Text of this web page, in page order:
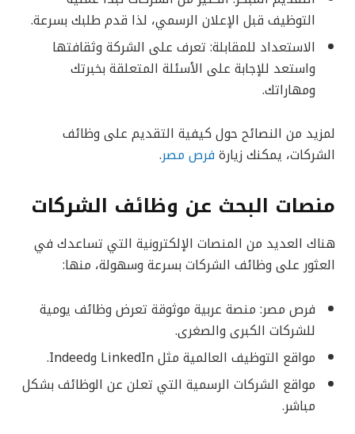
التوظيف قبل الإعلان الرسمي، لذا قدم طلبك بسرعة.
الاستعداد للمقابلة: تعرف على الشركة وثقافتها
واستعد للإجابة على الأسئلة المتعلقة بخبرتك
ومهاراتك.
لمزيد من النصائح حول كيفية التقديم على وظائف
الشركات، يمكنك زيارة فرص مصر.
منصات البحث عن وظائف الشركات
هناك العديد من المنصات الإلكترونية التي تساعدك في
العثور على وظائف الشركات بسرعة وسهولة، منها:
فرص مصر: منصة عربية موثوقة تعرض وظائف يومية
للشركات الكبرى والصغرى.
مواقع التوظيف العالمية مثل LinkedIn وIndeed.
مواقع الشركات الرسمية التي تعلن عن الوظائف بشكل
مباشر.